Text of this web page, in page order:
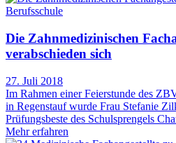
Berufsschule
Die Zahnmedizinischen
verabschieden sich
27. Juli 2018
Im Rahmen einer Feierstunde des
in Regenstauf wurde Frau Stefanie
Prüfungsbeste des Schulsprengels
Mehr erfahren